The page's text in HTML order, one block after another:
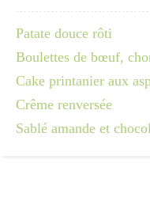
Patate douce rôti
Boulettes de bœuf,
Cake printanier aux
Crême renversée
Sablé amande et